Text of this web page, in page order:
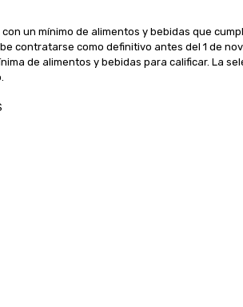
un mínimo de alimentos y bebidas que
contratarse como definitivo antes del 1 de
de alimentos y bebidas para calificar. La